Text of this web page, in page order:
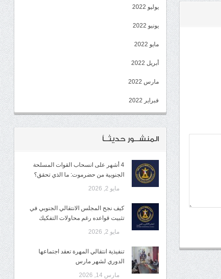
يوليو 2022
يونيو 2022
مايو 2022
أبريل 2022
مارس 2022
فبراير 2022
المنشــور حديثــاً
4 أشهر على انسحاب القوات المسلحة
الجنوبية من حضرموت: ما الذي تحقق؟
مايو 2, 2026
كيف نجح المجلس الانتقالي الجنوبي في
تثبيت قواعده رغم محاولات التفكيك
مايو 2, 2026
تنفيذية انتقالي المهرة تعقد اجتماعها
الدوري لشهر مارس
مارس 14, 2026